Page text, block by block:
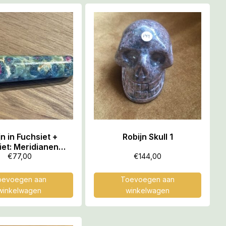
in Fuchsiet +
Meridianen
2: 7×2 (lxd) –
en Codes
€77,00
aan
Robijn Skull 1
€144,00
Toevoegen aan
winkelwagen